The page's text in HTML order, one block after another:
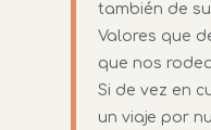
también de
Valores que
que nos
Si de vez en
un viaje por